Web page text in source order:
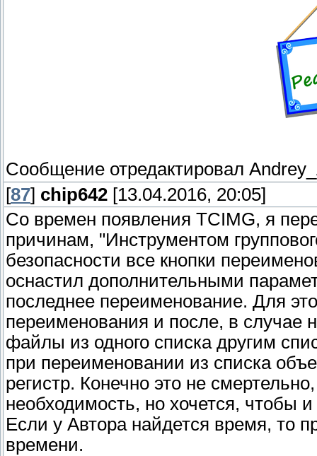
Сообщение отредактировал
[87] chip642 [13.04.2016, 20:05]
Со времен появления TCIMG, я
причинам, "Инструментом
безопасности все кнопки
оснастил дополнительными
последнее переименование. Для
переименования и после, в случае
файлы из одного списка другим
при переименовании из списка
регистр. Конечно это не
необходимость, но хочется, чтобы
Если у Автора найдется время, то
времени.